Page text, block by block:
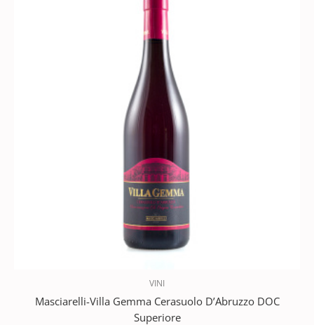
VINI
Masciarelli-Villa Gemma Cerasuolo D’Abruzzo DOC
Superiore